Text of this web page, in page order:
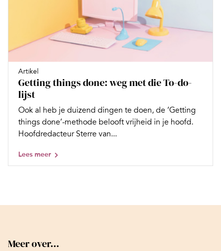
Artikel
Getting things done: weg met die To-do-
lijst
Ook al heb je duizend dingen te doen, de ‘Getting
things done’-methode belooft vrijheid in je hoofd.
Hoofdredacteur Sterre van...
Lees meer
Meer over...